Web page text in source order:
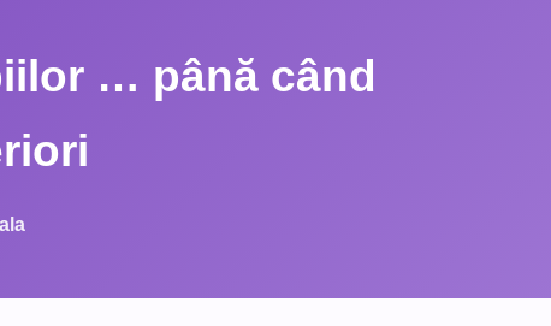
… până când